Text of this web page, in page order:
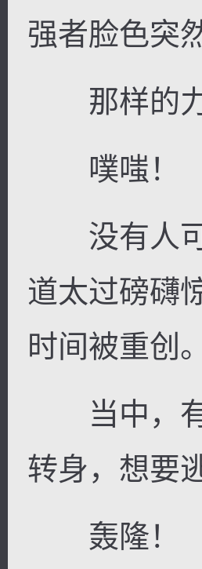
强者脸色突
那样的
噗嗤！
没有人可
道太过磅礴
时间被重创。
当中，有
转身，想要
轰隆！